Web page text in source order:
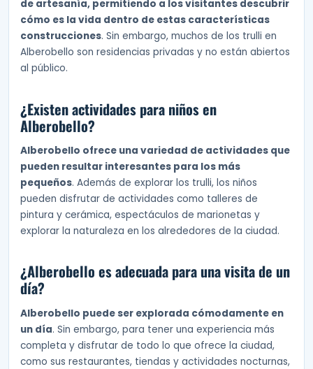
de artesanía, permitiendo a los visitantes descubrir
cómo es la vida dentro de estas características
construcciones. Sin embargo, muchos de los trulli en
Alberobello son residencias privadas y no están abiertos
al público.
¿Existen actividades para niños en
Alberobello?
Alberobello ofrece una variedad de actividades que
pueden resultar interesantes para los más
pequeños. Además de explorar los trulli, los niños
pueden disfrutar de actividades como talleres de
pintura y cerámica, espectáculos de marionetas y
explorar la naturaleza en los alrededores de la ciudad.
¿Alberobello es adecuada para una visita de un
día?
Alberobello puede ser explorada cómodamente en
un día. Sin embargo, para tener una experiencia más
completa y disfrutar de todo lo que ofrece la ciudad,
como sus restaurantes, tiendas y actividades nocturnas,